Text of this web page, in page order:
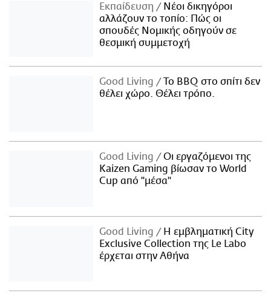
Εκπαίδευση
Νέοι δικηγόροι
αλλάζουν το τοπίο: Πώς οι
σπουδές Νομικής οδηγούν σε
θεσμική συμμετοχή
Good Living
Το BBQ στο σπίτι δεν
θέλει χώρο. Θέλει τρόπο.
Good Living
Οι εργαζόμενοι της
Kaizen Gaming βίωσαν το World
Cup από "μέσα"
Good Living
Η εμβληματική City
Exclusive Collection της Le Labo
έρχεται στην Αθήνα